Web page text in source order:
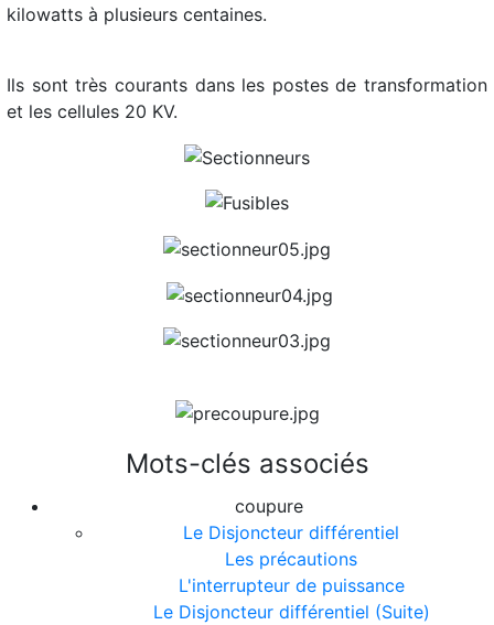
kilowatts à plusieurs centaines.
Ils sont très courants dans les postes de transformation
et les cellules 20 KV.
Mots-clés associés
coupure
Le Disjoncteur différentiel
Les précautions
L'interrupteur de puissance
Le Disjoncteur différentiel (Suite)